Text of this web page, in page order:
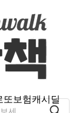
또보험캐시딜